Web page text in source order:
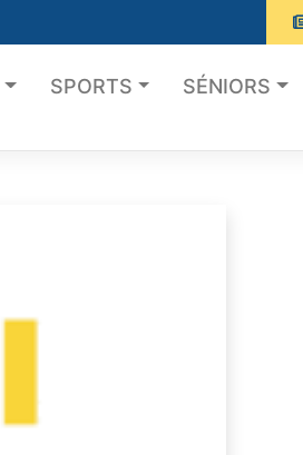
SPORTS SÉNIORS